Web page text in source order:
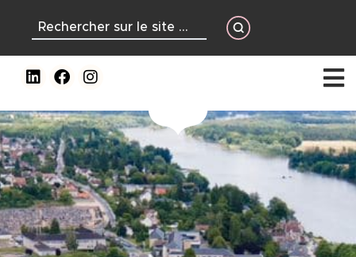
principal